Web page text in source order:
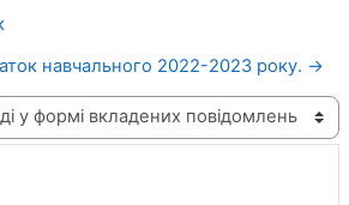
навчального 2022-2023 року. →